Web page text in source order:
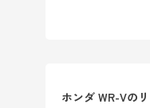
ホンダ WR-Vの